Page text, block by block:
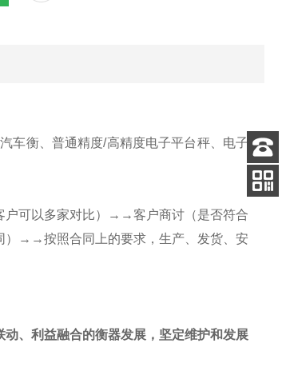
车衡、普通精度/高精度电子平台秤、电子
可以多家对比）→→客户商讨（是否符合
→→按照合同上的要求，生产、发货、安
动、利益融合的衡器发展，坚定维护和发展
客服
电话